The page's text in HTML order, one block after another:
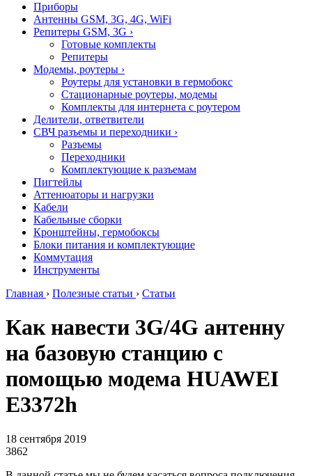
Приборы
Антенны GSM, 3G, 4G, WiFi
Репитеры GSM, 3G ›
Готовые комплекты
Репитеры
Модемы, роутеры ›
Роутеры для установки в гермобокс
Стационарные роутеры, модемы
Комплекты для интернета с роутером
Делители, ответвители
СВЧ разъемы и переходники ›
Разъемы
Переходники
Комплектующие к разъемам
Пигтейлы
Аттенюаторы и нагрузки
Кабели
Кабельные сборки
Кронштейны, гермобоксы
Блоки питания и комплектующие
Коммутация
Инструменты
Главная › Полезные статьи › Статьи
Как навести 3G/4G антенну
на базовую станцию с
помощью модема HUAWEI
E3372h
18 сентября 2019
3862